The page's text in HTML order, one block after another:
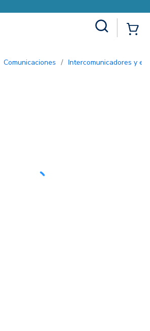
Comunicaciones / Intercomunicadores y